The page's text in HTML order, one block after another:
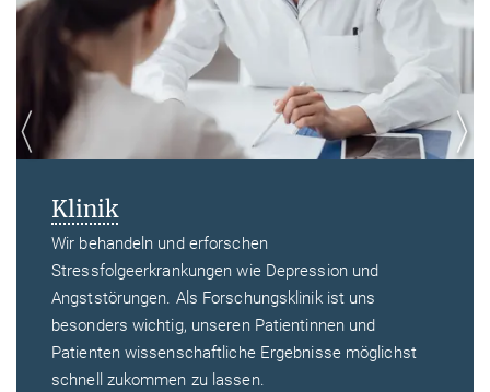
Klinik
Wir behandeln und erforschen
Stressfolgeerkrankungen wie Depression und
Angststörungen. Als Forschungsklinik ist uns
besonders wichtig, unseren Patientinnen und
Patienten wissenschaftliche Ergebnisse möglichst
schnell zukommen zu lassen.